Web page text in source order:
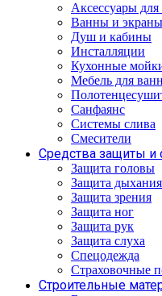
Аксессуары
Ванны и экраны
Душ и кабины
Инсталляции
Кухонные
Мебель для
Санфаянс
Системы слива
Смесители
Средства защиты и
Защита головы
Защита дыхания
Защита зрения
Защита ног
Защита рук
Защита слуха
Спецодежда
Страховочные
Строительные